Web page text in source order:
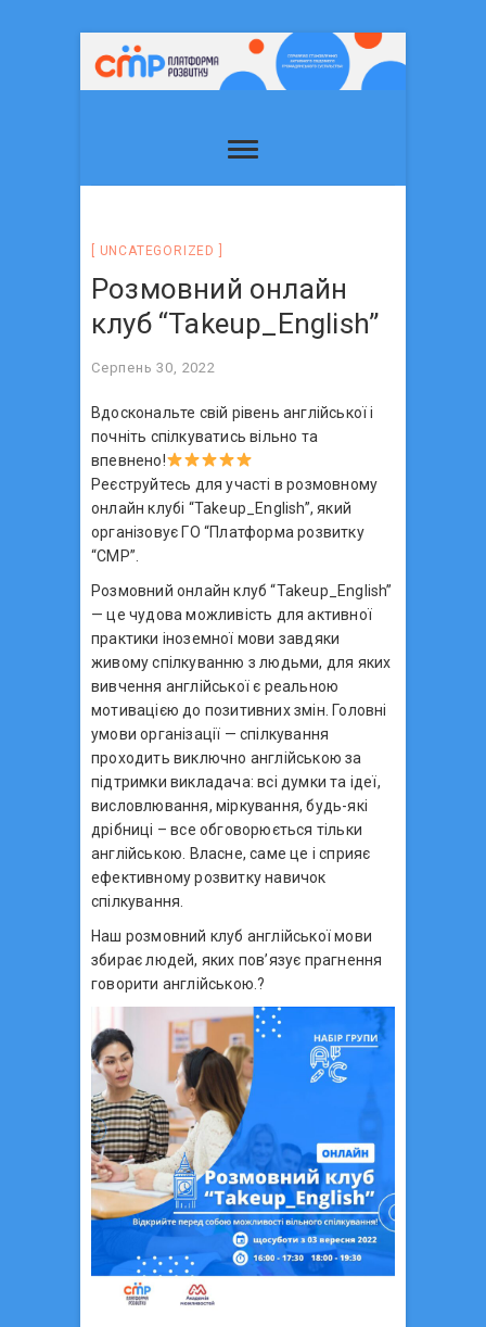
UNCATEGORIZED
Розмовний онлайн
клуб “Takeup_English”
Серпень 30, 2022
Вдоскональте свій рівень англійської і
почніть спілкуватись вільно та
впевнено!
Реєструйтесь для участі в розмовному
онлайн клубі “Takeup_English”, який
організовує ГО “Платформа розвитку
“СМР”.
Розмовний онлайн клуб “Takeup_English”
— це чудова можливість для активної
практики іноземної мови завдяки
живому спілкуванню з людьми, для яких
вивчення англійської є реальною
мотивацією до позитивних змін. Головні
умови організації — спілкування
проходить виключно англійською за
підтримки викладача: всі думки та ідеї,
висловлювання, міркування, будь-які
дрібниці – все обговорюється тільки
англійською. Власне, саме це і сприяє
ефективному розвитку навичок
спілкування.
Наш розмовний клуб англійської мови
збирає людей, яких пов’язує прагнення
говорити англійською.?